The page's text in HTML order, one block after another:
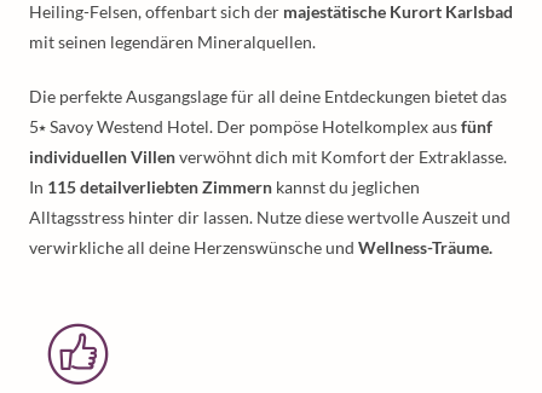
Heiling-Felsen, offenbart sich der majestätische Kurort Karlsbad
mit seinen legendären Mineralquellen.
Die perfekte Ausgangslage für all deine Entdeckungen bietet das
5⭑ Savoy Westend Hotel. Der pompöse Hotelkomplex ausfünf
individuellen Villenverwöhnt dich mit Komfort der Extraklasse.
In 115 detailverliebten Zimmern kannst du jeglichen
Alltagsstress hinter dir lassen. Nutze diese wertvolle Auszeit und
verwirkliche all deine Herzenswünsche und Wellness-Träume.